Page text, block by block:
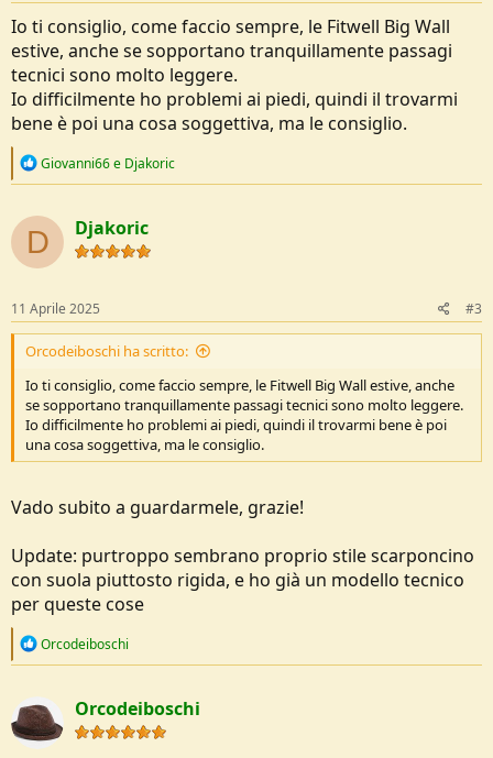
Io ti consiglio, come faccio sempre, le Fitwell Big Wall
estive, anche se sopportano tranquillamente passagi
tecnici sono molto leggere.
Io difficilmente ho problemi ai piedi, quindi il trovarmi
bene è poi una cosa soggettiva, ma le consiglio.
R
c
t
i
o
s
:
Giovanni66e Djakoric
D Djakoric
11 Aprile 2025 #3
Orcodeiboschi ha scritto:
Io ti consiglio, come faccio sempre, le Fitwell Big Wall estive, anche
se sopportano tranquillamente passagi tecnici sono molto leggere.
Io difficilmente ho problemi ai piedi, quindi il trovarmi bene è poi
una cosa soggettiva, ma le consiglio.
Vado subito a guardarmele, grazie!
Update: purtroppo sembrano proprio stile scarponcino
con suola piuttosto rigida, e ho già un modello tecnico
per queste cose
R
c
t
i
o
Orcodeiboschi
Orcodeiboschi